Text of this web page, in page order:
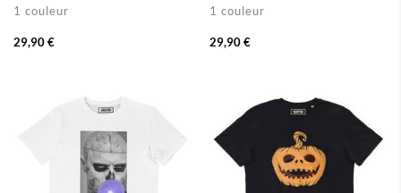
1 couleur
29,90 €
1 couleur
29,90 €